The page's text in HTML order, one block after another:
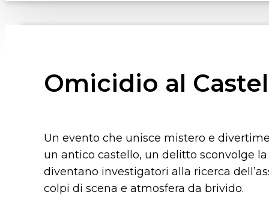
Omicidio al
Un evento che unisce mistero e
un antico castello, un delitto sconvolge
diventano investigatori alla ricerca
colpi di scena e atmosfera da brivido.